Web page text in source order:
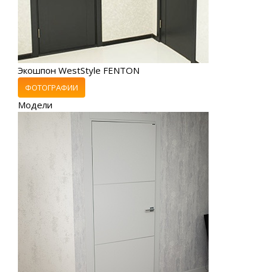
Экошпон WestStyle FENTON
ФОТОГРАФИИ
Модели